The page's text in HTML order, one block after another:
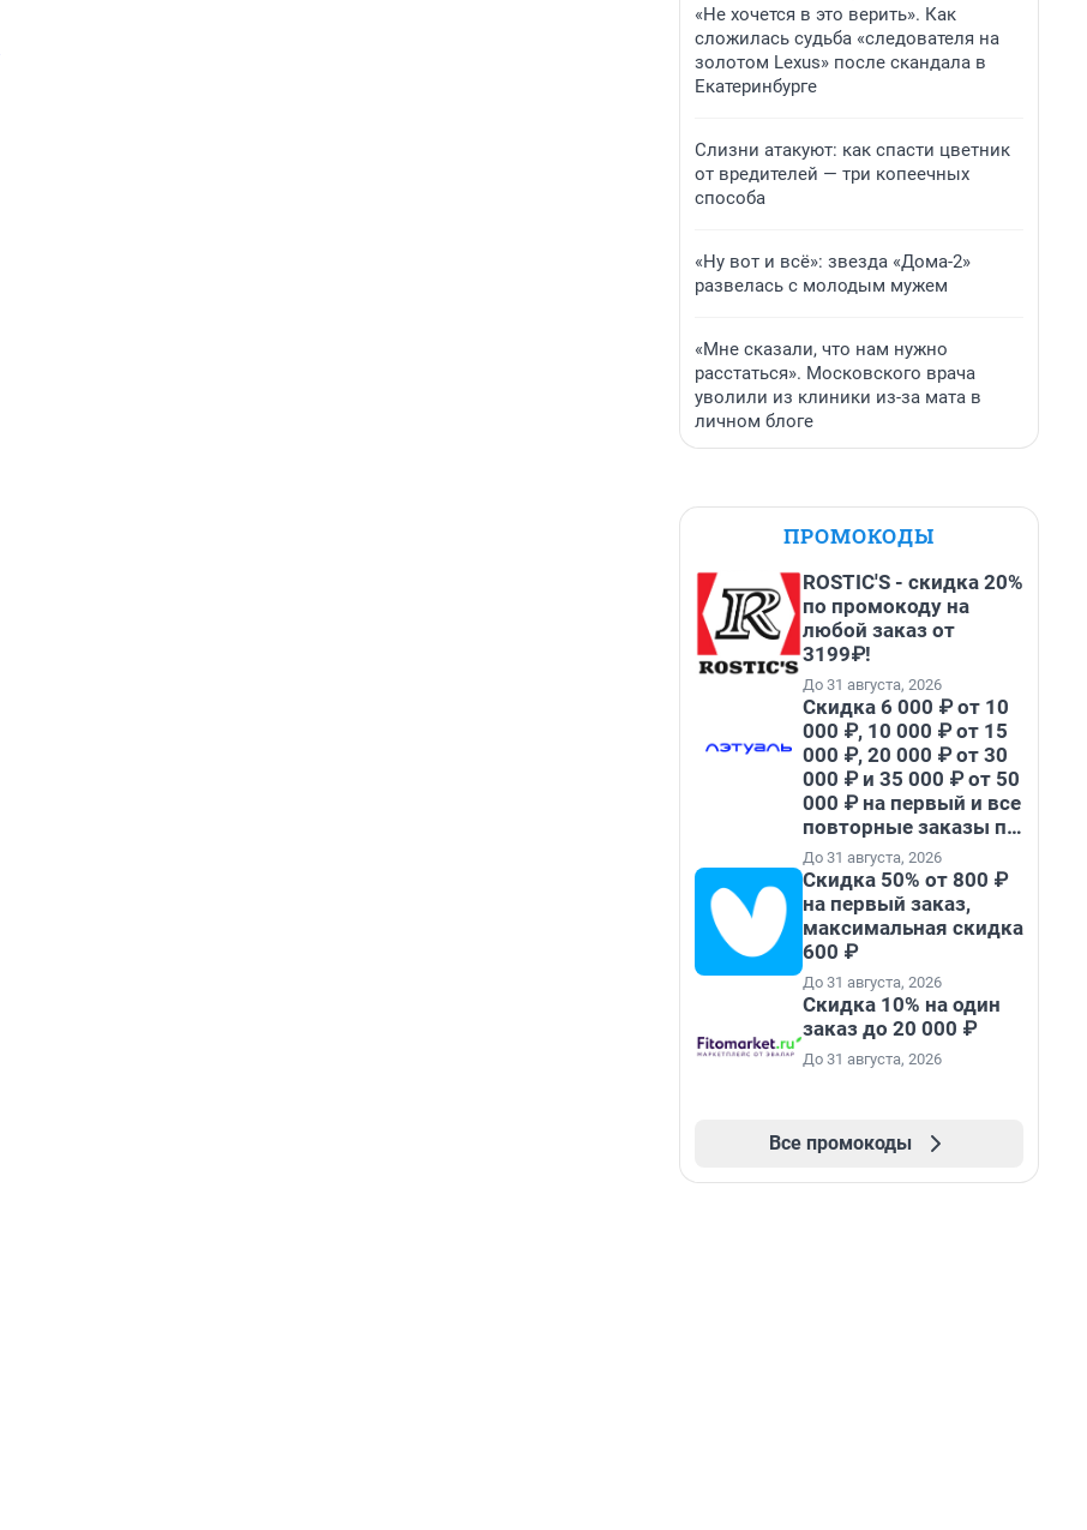
«Не хочется в это верить». Как
сложилась судьба «следователя на
золотом Lexus» после скандала в
Екатеринбурге
Слизни атакуют: как спасти цветник
от вредителей — три копеечных
способа
«Ну вот и всё»: звезда «Дома-2»
развелась с молодым мужем
«Мне сказали, что нам нужно
расстаться». Московского врача
уволили из клиники из-за мата в
личном блоге
ПРОМОКОДЫ
ROSTIC'S - скидка 20%
по промокоду на
любой заказ от
3199₽!
До 31 августа, 2026
Скидка 6 000 ₽ от 10
000 ₽, 10 000 ₽ от 15
000 ₽, 20 000 ₽ от 30
000 ₽ и 35 000 ₽ от 50
000 ₽ на первый и все
повторные заказы по
промокоду НАБЕРИ
До 31 августа, 2026
Скидка 50% от 800 ₽
на первый заказ,
максимальная скидка
600 ₽
До 31 августа, 2026
Скидка 10% на один
заказ до 20 000 ₽
До 31 августа, 2026
Все промокоды